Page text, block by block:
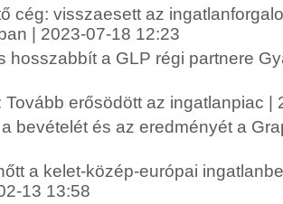
cég: visszaesett az
| 2023-07-18 12:23
hosszabbít a GLP régi partnere
Tovább erősödött az ingatlanpiac |
bevételét és az eredményét a
a kelet-közép-európai
13 13:58